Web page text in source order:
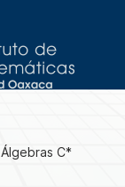
Álgebras C*